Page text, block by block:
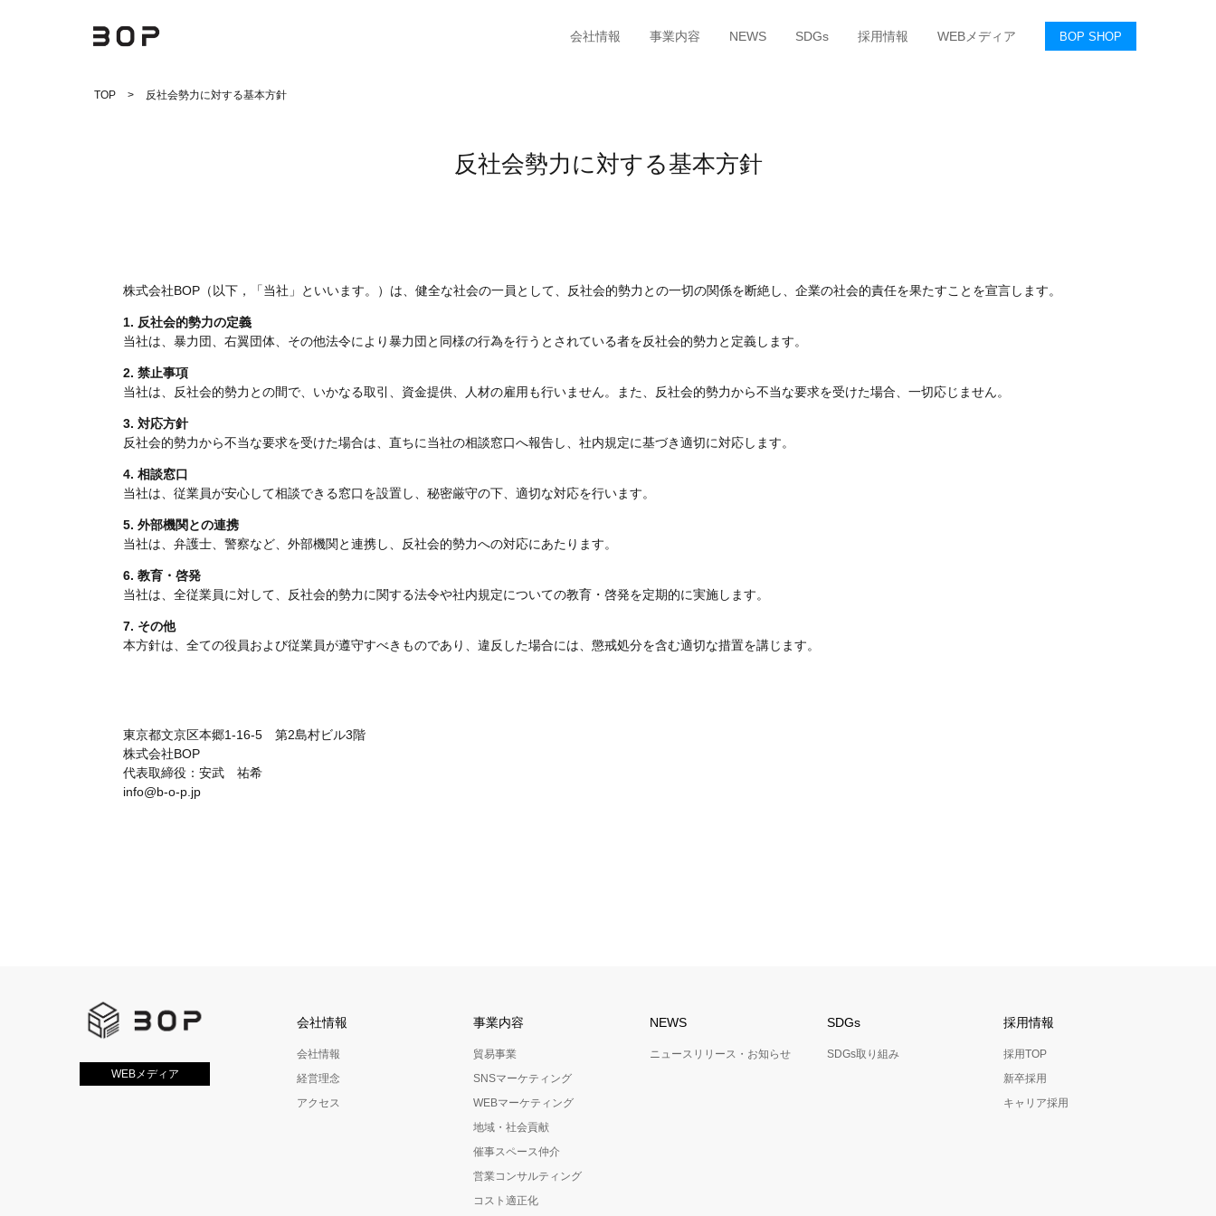
会社情報 事業内容 NEWS SDGs 採用情報 WEBメディア BOP SHOP
TOP 反社会勢力に対する基本方針
反社会勢力に対する基本方針
株式会社BOP（以下，「当社」といいます。）は、健全な社会の一員として、反社会的勢力との一切の関係を断絶し、企業の社会的責任を果たすことを宣言します。
1. 反社会的勢力の定義
当社は、暴力団、右翼団体、その他法令により暴力団と同様の行為を行うとされている者を反社会的勢力と定義します。
2. 禁止事項
当社は、反社会的勢力との間で、いかなる取引、資金提供、人材の雇用も行いません。また、反社会的勢力から不当な要求を受けた場合、一切応じません。
3. 対応方針
反社会的勢力から不当な要求を受けた場合は、直ちに当社の相談窓口へ報告し、社内規定に基づき適切に対応します。
4. 相談窓口
当社は、従業員が安心して相談できる窓口を設置し、秘密厳守の下、適切な対応を行います。
5. 外部機関との連携
当社は、弁護士、警察など、外部機関と連携し、反社会的勢力への対応にあたります。
6. 教育・啓発
当社は、全従業員に対して、反社会的勢力に関する法令や社内規定についての教育・啓発を定期的に実施します。
7. その他
本方針は、全ての役員および従業員が遵守すべきものであり、違反した場合には、懲戒処分を含む適切な措置を講じます。
東京都文京区本郷1-16-5 第2島村ビル3階
株式会社BOP
代表取締役：安武 祐希
info@b-o-p.jp
WEBメディア
会社情報
会社情報
経営理念
アクセス
事業内容
貿易事業
SNSマーケティング
WEBマーケティング
地域・社会貢献
催事スペース仲介
営業コンサルティング
コスト適正化
NEWS
ニュースリリース・お知らせ
SDGs
SDGs取り組み
採用情報
採用TOP
新卒採用
キャリア採用